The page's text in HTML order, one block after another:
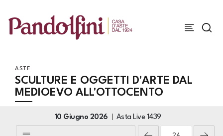
ASTE
SCULTURE E OGGETTI D'ARTE DAL
MEDIOEVO ALL'OTTOCENTO
10 Giugno 2026 Asta Live 1439